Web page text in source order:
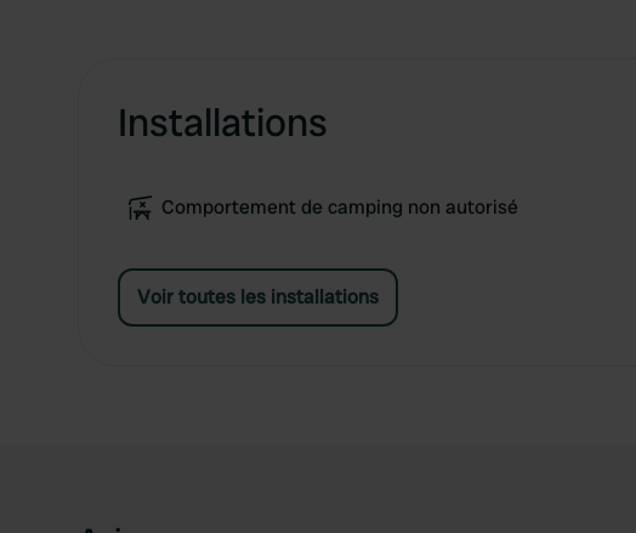
Installations
Comportement de camping non autorisé
Voir toutes les installations